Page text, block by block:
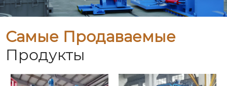
Самые Продаваемые
Продукты